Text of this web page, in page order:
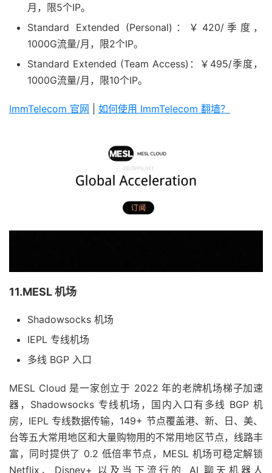
月，限5个IP。
Standard Extended (Personal)：￥420/季度，
1000G流量/月，限2个IP。
Standard Extended (Team Access)：￥495/季度，
1000G流量/月，限10个IP。
ImmTelecom 官网 如何使用 ImmTelecom 翻墙？
11.MESL 机场
Shadowsocks 机场
IEPL 专线机场
多线 BGP 入口
MESL Cloud 是一家创立于 2022 年的老牌机场梯子加速
器，Shadowsocks 专线机场，国内入口有多线 BGP 机
房，IEPL 专线数据传输，149+ 节点覆盖港、新、日、美、
台等五大常用地区和大量购物用的不常用地区节点，线路丰
富，同时提供了 0.2 低倍率节点，MESL 机场可稳定解锁
Netflix、Disney+ 以及当下流行的 AI 聊天机器人